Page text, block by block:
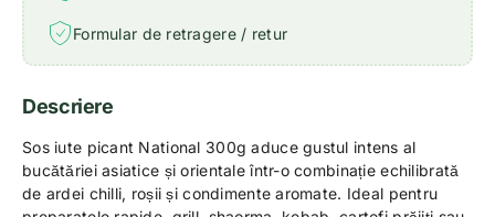
Formular de retragere / retur
Descriere
Sos iute picant National 300g aduce gustul intens al
bucătăriei asiatice și orientale într-o combinație echilibrată
de ardei chilli, roșii și condimente aromate. Ideal pentru